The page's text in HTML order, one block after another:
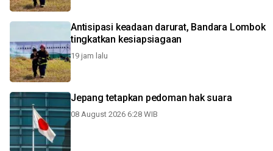
Antisipasi keadaan darurat, Bandara Lombok
tingkatkan kesiapsiagaan
19 jam lalu
Jepang tetapkan pedoman hak suara
08 August 2026 6:28 WIB